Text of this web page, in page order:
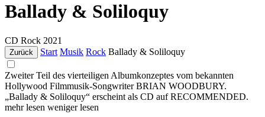
Ballady & Soliloquy
CD Rock 2021
Zurück Start Musik Rock Ballady & Soliloquy
Zweiter Teil des vierteiligen Albumkonzeptes vom bekannten
Hollywood Filmmusik-Songwriter BRIAN WOODBURY.
„Ballady & Soliloquy“ erscheint als CD auf RECOMMENDED.
mehr lesen weniger lesen